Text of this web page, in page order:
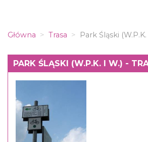
Główna Trasa Park Śląski
PARK ŚLĄSKI (W.P.K. I W.) -